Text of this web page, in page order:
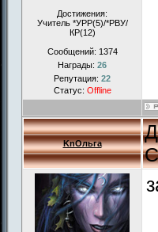
Достижения:
Учитель *УРР(5)/*РВУ/
КР(12)
Сообщений: 1374
Награды: 26
Репутация: 22
Статус: Offline
KnОльга